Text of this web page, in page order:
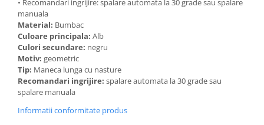
• Recomandari ingrijire: spalare automata la 30 grade sau spalare
manuala
Material: Bumbac
Culoare principala: Alb
Culori secundare: negru
Motiv: geometric
Tip: Maneca lunga cu nasture
Recomandari ingrijire: spalare automata la 30 grade sau
spalare manuala
Informatii conformitate produs